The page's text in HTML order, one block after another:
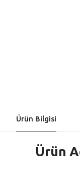
Ürün Bilgisi
Ürün